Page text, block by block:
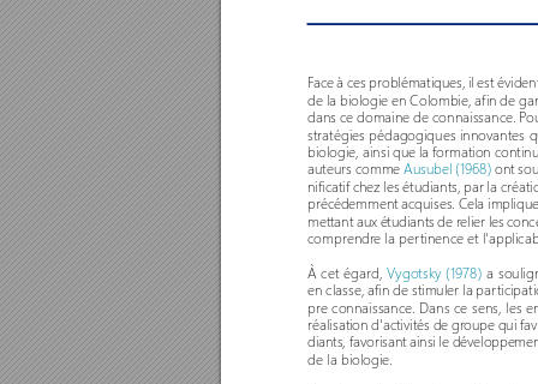
Face à ces problématiques, il est
de la biologie en Colombie, afin de
dans ce domaine de connaissance. P
stratégies pédagogiques innovantes
biologie, ainsi que la formation
auteurs comme Ausubel (1968) ont
nificatif chez les étudiants, par la
précédemment acquises. Cela
mettant aux étudiants de relier les
comprendre la pertinence et
À cet égard, Vygotsky (1978) a
en classe, afin de stimuler la par
pre connaissance. Dans ce sens, les
réalisation d'activités de groupe qui
diants, favorisant ainsi le
de la biologie.